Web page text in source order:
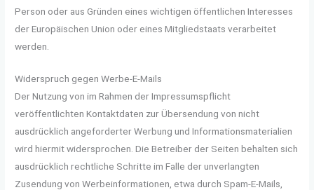
Person oder aus Gründen eines wichtigen öffentlichen Interesses
der Europäischen Union oder eines Mitgliedstaats verarbeitet
werden.
Widerspruch gegen Werbe-E-Mails
Der Nutzung von im Rahmen der Impressumspflicht
veröffentlichten Kontaktdaten zur Übersendung von nicht
ausdrücklich angeforderter Werbung und Informationsmaterialien
wird hiermit widersprochen. Die Betreiber der Seiten behalten sich
ausdrücklich rechtliche Schritte im Falle der unverlangten
Zusendung von Werbeinformationen, etwa durch Spam-E-Mails,